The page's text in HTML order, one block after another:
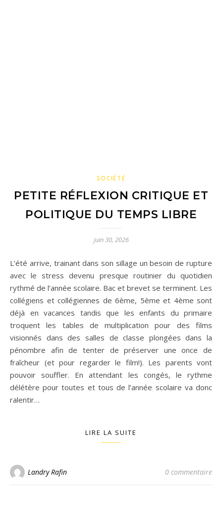
SOCIÉTÉ
PETITE RÉFLEXION CRITIQUE ET
POLITIQUE DU TEMPS LIBRE
juin 30, 2026
L’été arrive, trainant dans son sillage un besoin de rupture
avec le stress devenu presque routinier du quotidien
rythmé de l’année scolaire. Bac et brevet se terminent. Les
collégiens et collégiennes de 6ème, 5ème et 4ème sont
déjà en vacances tandis que les enfants du primaire
troquent les tables de multiplication pour des films
visionnés dans des salles de classe plongées dans la
pénombre afin de tenter de préserver une once de
fraîcheur (et pour regarder le film!). Les parents vont
pouvoir souffler. En attendant les congés, le rythme
délétère pour toutes et tous de l’année scolaire va donc
ralentir…
LIRE LA SUITE
Landry Rafin 0 commentaire